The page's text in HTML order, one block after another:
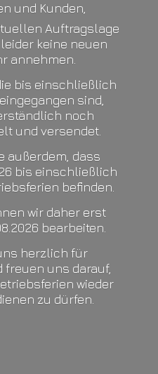
und Kunden,
Auftragslage
keine neuen
annehmen.
bis einschließlich
sind,
noch
und versendet.
außerdem, dass
bis einschließlich
befinden.
wir daher erst
bearbeiten.
herzlich für
freuen uns darauf,
wieder
zu dürfen.